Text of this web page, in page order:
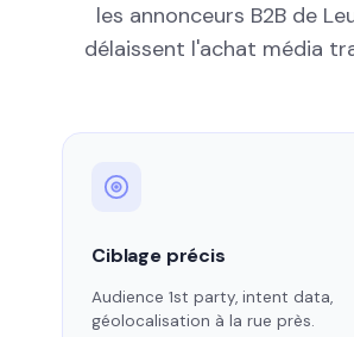
les annonceurs B2B de
délaissent l'achat média
Ciblage précis
Audience 1st party, intent data,
géolocalisation à la rue près.